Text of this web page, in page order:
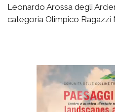
Leonardo Arossa degli
categoria Olimpico Ragazzi